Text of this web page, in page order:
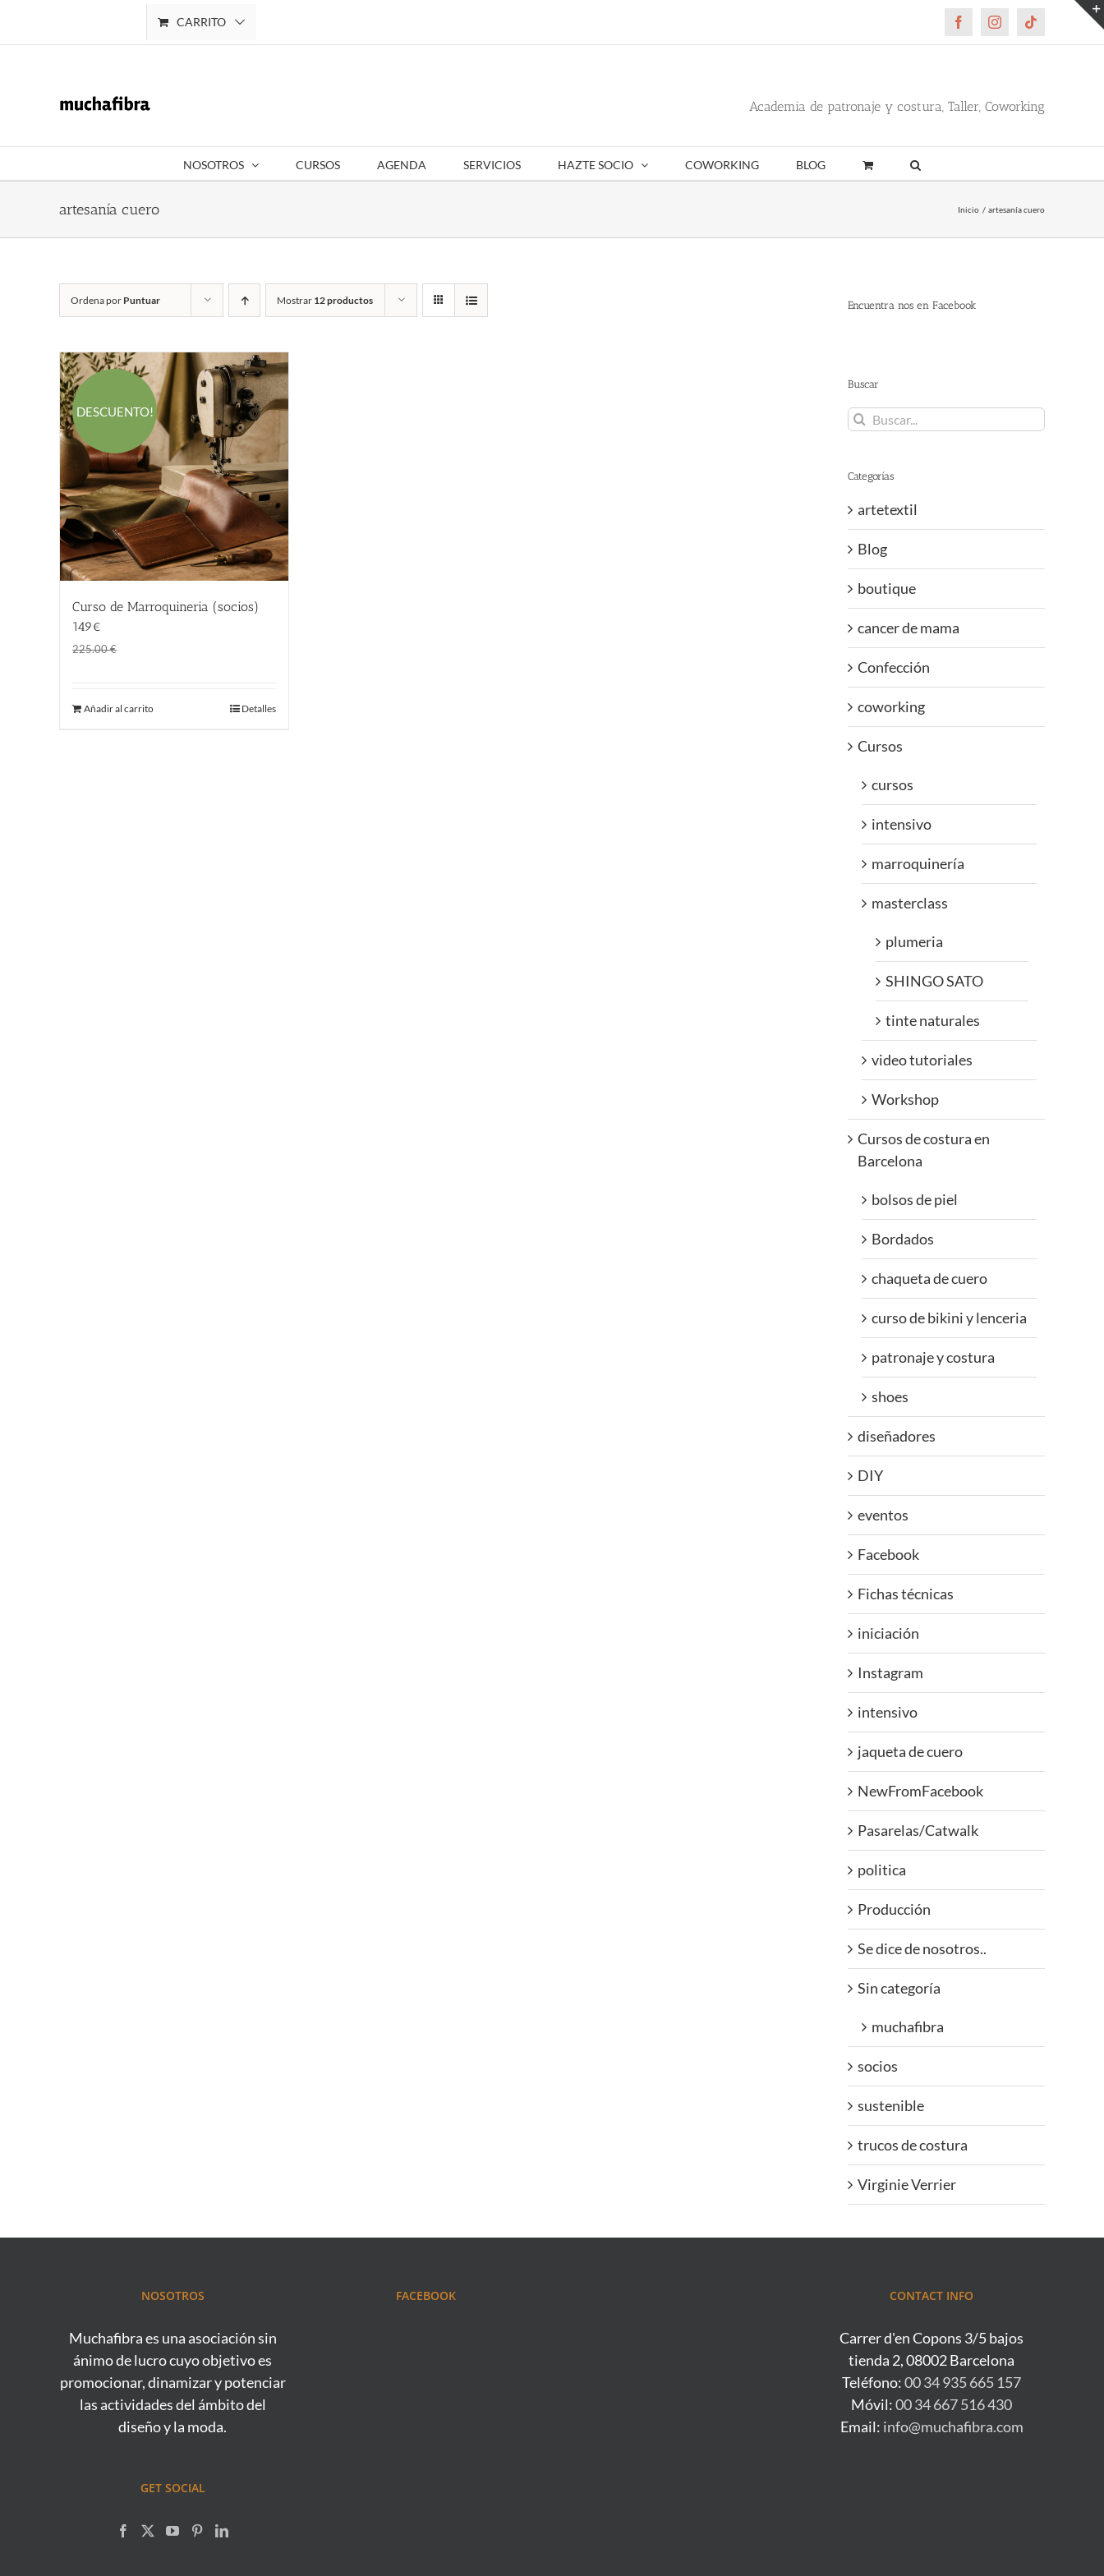
CARRITO FacebookInstagramTiktok
Academia de patronaje y costura, Taller, Coworking
NOSOTROS CURSOS AGENDA SERVICIOS HAZTE SOCIO COWORKING BLOG
artesanía cuero Inicio artesanía cuero
Ordena por Puntuar Mostrar 12 productos
DESCUENTO!
Curso de Marroquineria (socios)
149€
225.00€
era:
Añadir al carrito Detalles
Encuentra nos en Facebook
Buscar
Buscar:
Categorías
artetextil
Blog
boutique
cancer de mama
Confección
coworking
Cursos
cursos
intensivo
marroquinería
masterclass
plumeria
SHINGO SATO
tinte naturales
video tutoriales
Workshop
Cursos de costura en
Barcelona
bolsos de piel
Bordados
chaqueta de cuero
curso de bikini y lenceria
patronaje y costura
shoes
diseñadores
DIY
eventos
Facebook
Fichas técnicas
iniciación
Instagram
intensivo
jaqueta de cuero
NewFromFacebook
Pasarelas/Catwalk
politica
Producción
Se dice de nosotros..
Sin categoría
muchafibra
socios
sustenible
trucos de costura
Virginie Verrier
NOSOTROS
Muchafibra es una asociación sin
ánimo de lucro cuyo objetivo es
promocionar, dinamizar y potenciar
las actividades del ámbito del
diseño y la moda.
GET SOCIAL
FACEBOOK CONTACT INFO
Carrer d'en Copons 3/5 bajos
tienda 2, 08002 Barcelona
Teléfono:00 34 935 665 157
Móvil:00 34 667 516 430
Email: info@muchafibra.com